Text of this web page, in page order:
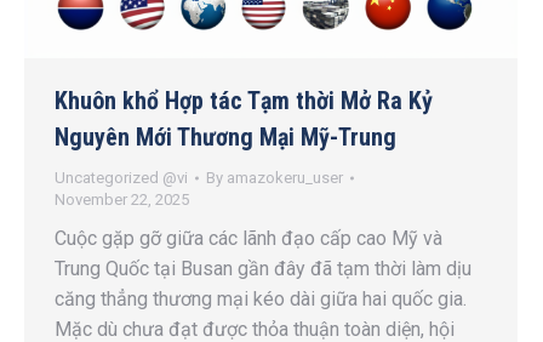
Khuôn khổ Hợp tác Tạm thời Mở Ra Kỷ
Nguyên Mới Thương Mại Mỹ-Trung
Uncategorized @vi By amazokeru_user
November 22, 2025
Cuộc gặp gỡ giữa các lãnh đạo cấp cao Mỹ và
Trung Quốc tại Busan gần đây đã tạm thời làm dịu
căng thẳng thương mại kéo dài giữa hai quốc gia.
Mặc dù chưa đạt được thỏa thuận toàn diện, hội